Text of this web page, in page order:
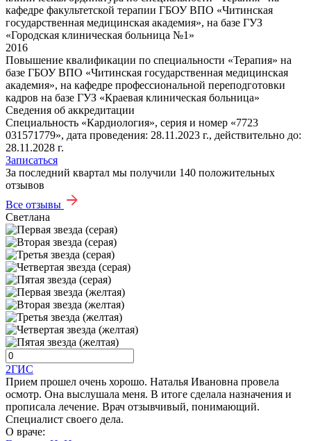
кафедре факультетской терапии ГБОУ ВПО «Читинская
государственная медицинская академия», на базе ГУЗ
«Городская клиническая больница №1»
2016
Повышение квалификации по специальности «Терапия» на
базе ГБОУ ВПО «Читинская государственная медицинская
академия», на кафедре профессиональной переподготовки
кадров на базе ГУЗ «Краевая клиническая больница»
Сведения об аккредитации
Специальность «Кардиология», серия и номер «7723
031571779», дата проведения: 28.11.2023 г., действительно до:
28.11.2028 г.
Записаться
За последний квартал мы получили 140 положительных
отзывов
Все отзывы
Светлана
2ГИС
Прием прошел очень хорошо. Наталья Ивановна провела
осмотр. Она выслушала меня. В итоге сделала назначения и
прописала лечение. Врач отзывчивый, понимающий.
Специалист своего дела.
О враче: